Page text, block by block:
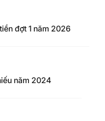
đợt 1 năm 2026
năm 2024